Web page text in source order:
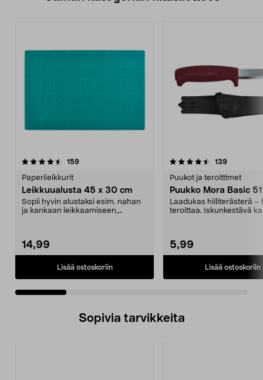
159arvostelut
Paperileikkurit
Leikkuualusta 45 x 30 cm
Sopii hyvin alustaksi esim. nahan
ja kankaan leikkaamiseen,
14,99
Lisää ostoskoriin
4.5 viidestä
139arvostelut
Puukot ja teroittimet
Puukko Mora Basic
Laadukas hiiliterästerä –
teroittaa. Iskunkestävä
5,99
Lisää ostoskoriin
4.5 viidestä
Sopivia tarvikkeita